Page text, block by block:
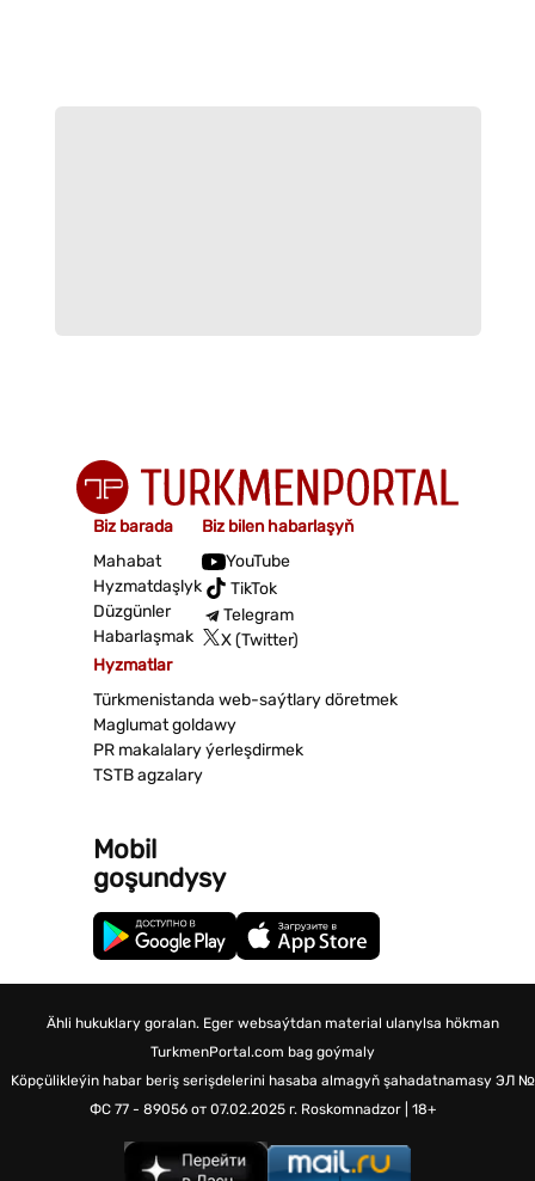
Biz barada
Mahabat
Hyzmatdaşlyk
Düzgünler
Habarlaşmak
Biz bilen habarlaşyň
YouTube
TikTok
Telegram
X (Twitter)
Hyzmatlar
Türkmenistanda web-saýtlary döretmek
Maglumat goldawy
PR makalalary ýerleşdirmek
TSTB agzalary
Mobil
goşundysy
Ähli hukuklary goralan. Eger websaýtdan material ulanylsa hökman
TurkmenPortal.com bag goýmaly
Köpçülikleýin habar beriş serişdelerini hasaba almagyň şahadatnamasy ЭЛ №
ФС 77 - 89056 от 07.02.2025 г. Roskomnadzor | 18+